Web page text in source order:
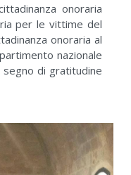
onoraria
per le vittime del
onoraria al
nazionale
di gratitudine